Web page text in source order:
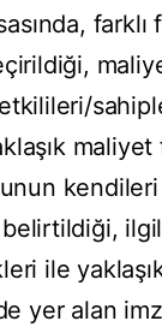
farklı
kendileri
belirtildiği,
ile
yer alan